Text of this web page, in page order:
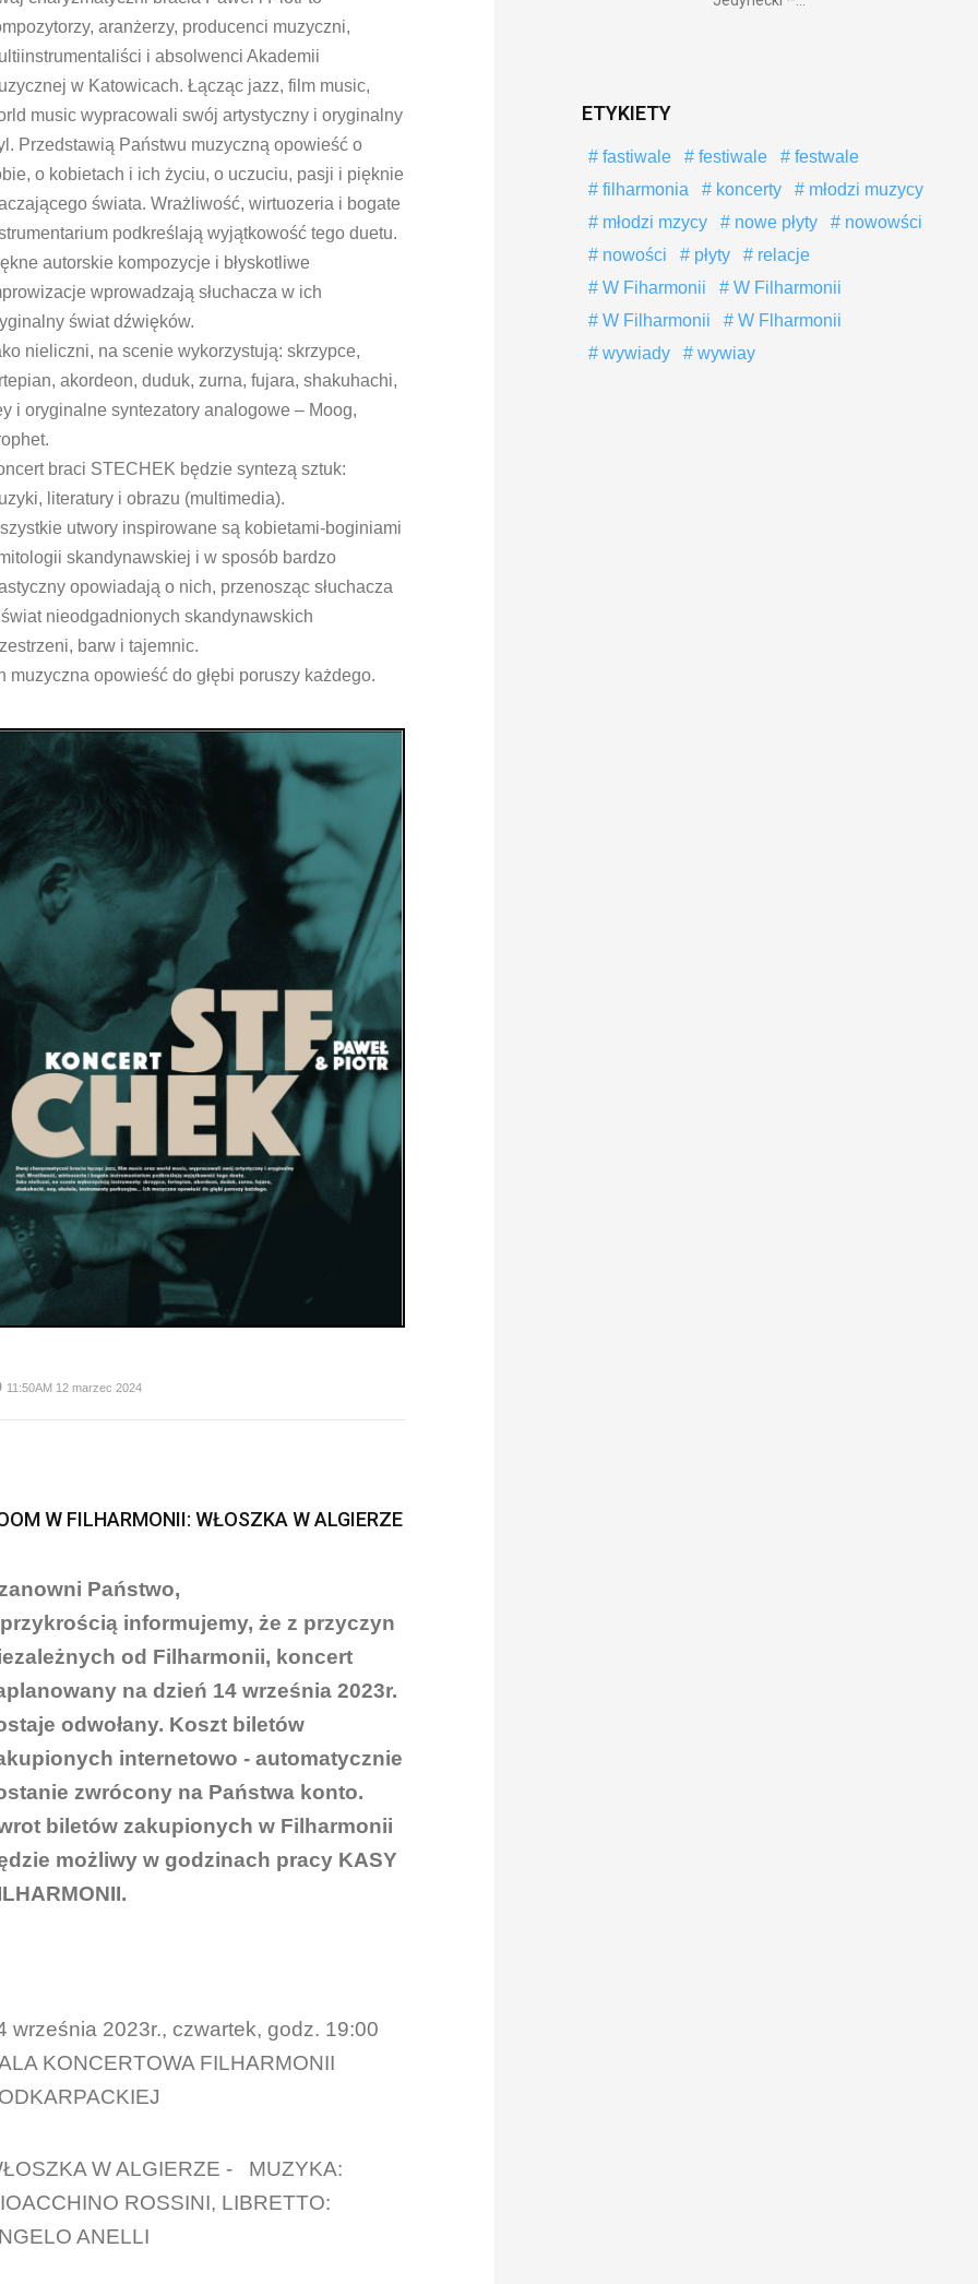
aranżerzy, producenci muzyczni,
i absolwenci Akademii
w Katowicach. Łącząc jazz, film music,
music wypracowali swój artystyczny i oryginalny
Przedstawią Państwu muzyczną opowieść o
o kobietach i ich życiu, o uczuciu, pasji i pięknie
świata. Wrażliwość, wirtuozeria i bogate
podkreślają wyjątkowość tego duetu.
autorskie kompozycje i błyskotliwe
wprowadzają słuchacza w ich
świat dźwięków.
nieliczni, na scenie wykorzystują: skrzypce,
akordeon, duduk, zurna, fujara, shakuhachi,
i oryginalne syntezatory analogowe – Moog,
braci STECHEK będzie syntezą sztuk:
literatury i obrazu (multimedia).
utwory inspirowane są kobietami-boginiami
skandynawskiej i w sposób bardzo
opowiadają o nich, przenosząc słuchacza
nieodgadnionych skandynawskich
barw i tajemnic.
muzyczna opowieść do głębi poruszy każdego.
11:50AM 12 marzec 2024
W FILHARMONII: WŁOSZKA W ALGIERZE
Państwo,
informujemy, że z przyczyn
od Filharmonii, koncert
na dzień 14 września 2023r.
odwołany. Koszt biletów
internetowo - automatycznie
zwrócony na Państwa konto.
biletów zakupionych w Filharmonii
możliwy w godzinach pracy KASY
września 2023r., czwartek, godz. 19:00
KONCERTOWA FILHARMONII
W ALGIERZE - MUZYKA:
ROSSINI, LIBRETTO:
ANELLI
ETYKIETY
fastiwale festiwale
festwale
filharmonia
koncerty
młodzi muzycy
młodzi mzycy
nowe płyty
nowowści
nowości
płyty
relacje
W Fiharmonii
W Filharmonii
W Filharmonii
W Flharmonii
wywiady
wywiay